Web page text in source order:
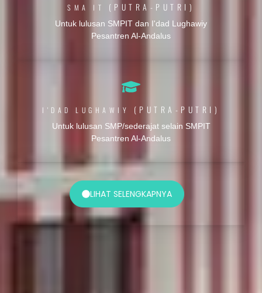
SMA IT (PUTRA-PUTRI)
Untuk lulusan SMPIT dan I'dad Lughawiy
Pesantren Al-Andalus
I'DAD LUGHAWIY (PUTRA-PUTRI)
Untuk lulusan SMP/sederajat selain SMPIT
Pesantren Al-Andalus
LIHAT SELENGKAPNYA